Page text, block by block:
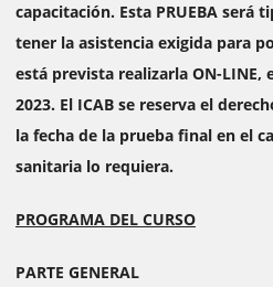
capacitación. Esta PRUEBA será
tener la asistencia exigida para
está prevista realizarla ON-LINE,
2023. El ICAB se reserva el
la fecha de la prueba final en el
sanitaria lo requiera.
PROGRAMA DEL CURSO
PARTE GENERAL